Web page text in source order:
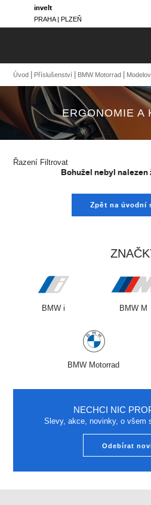
invelt
PRAHA | PLZEŇ
Úvod Příslušenství BMW Motorrad
ERGONOMIE A
Řazení Filtrovat
Bohužel nebyl
Zpět na úvodní
BMW i BMW M
BMW Motorrad
NECHCI NIC
Slevy, akce, novinky, o všem
Odebírat